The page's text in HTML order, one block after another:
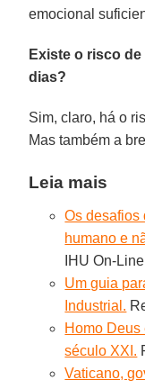
emocional
Existe o risco
dias?
Sim, claro, há o
Mas também a
Leia mais
Os desafios
humano e
IHU On-
Um guia
Industrial.
Homo
século XXI.
Vaticano,